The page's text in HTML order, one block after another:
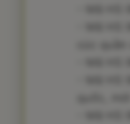
- Mã
- Mã
- Mã
quốc,